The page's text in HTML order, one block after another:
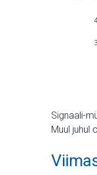
Signaali-
Muul juhul